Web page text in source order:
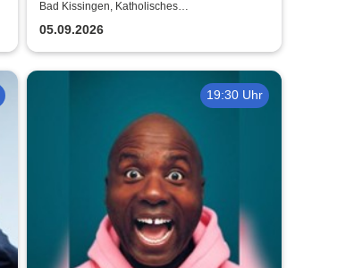
Kasper und seine Freunde
kommen zu euch!
Bad Kissingen, Katholisches
05.09.2026
19:30 Uhr